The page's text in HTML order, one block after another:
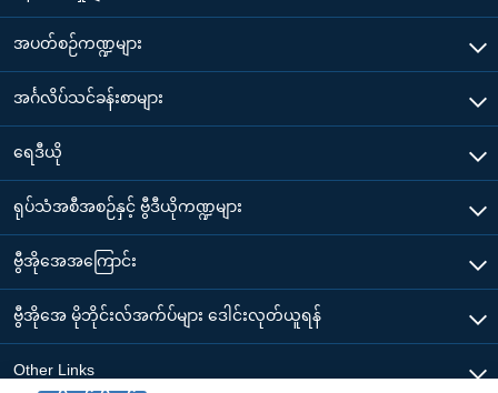
အပတ်စဉ်ကဏ္ဍများ
အင်္ဂလိပ်သင်ခန်းစာများ
ရေဒီယို
ရုပ်သံအစီအစဉ်နှင့် ဗွီဒီယိုကဏ္ဍများ
ဗွီအိုအေအကြောင်း
ဗွီအိုအေ မိုဘိုင်းလ်အက်ပ်များ ဒေါင်းလုတ်ယူရန်
Other Links